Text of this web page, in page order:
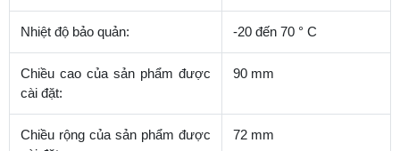
Nhiệt độ bảo quản: -20 đến 70 ° C
Chiều cao của sản phẩm được
cài đặt:
90 mm
Chiều rộng của sản phẩm được
72 mm